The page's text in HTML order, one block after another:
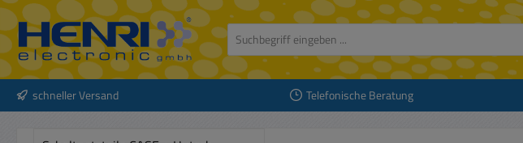
Hauptinhalt springen
Zur Suche springen
Zur Hauptnavigation springen
schneller Versand Telefonische Beratung